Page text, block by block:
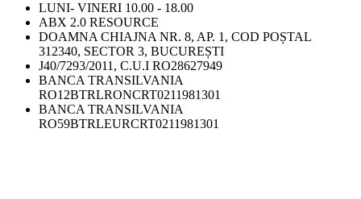
LUNI- VINERI 10.00 - 18.00
ABX 2.0 RESOURCE
DOAMNA CHIAJNA NR. 8, AP. 1, COD POȘTAL
312340, SECTOR 3, BUCUREȘTI
J40/7293/2011, C.U.I RO28627949
BANCA TRANSILVANIA
RO12BTRLRONCRT0211981301
BANCA TRANSILVANIA
RO59BTRLEURCRT0211981301